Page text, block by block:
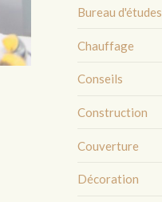
Bureau d'études
Chauffage
Conseils
Construction
Couverture
Décoration